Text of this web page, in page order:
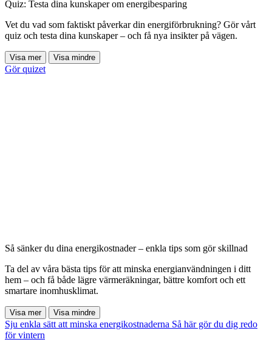
Quiz: Testa dina kunskaper om energibesparing
Vet du vad som faktiskt påverkar din energiförbrukning? Gör vårt
quiz och testa dina kunskaper – och få nya insikter på vägen.
Visa mer Visa mindre
Gör quizet
Så sänker du dina energikostnader – enkla tips som gör skillnad
Ta del av våra bästa tips för att minska energianvändningen i ditt
hem – och få både lägre värmeräkningar, bättre komfort och ett
smartare inomhusklimat.
Visa mer Visa mindre
Sju enkla sätt att minska energikostnaderna Så här gör du dig redo
för vintern